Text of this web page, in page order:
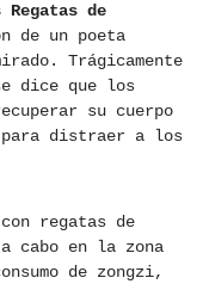
de
de un poeta
Trágicamente
dice que los
su cuerpo
distraer a los
regatas de
cabo en la zona
de zongzi,